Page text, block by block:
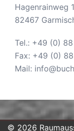
Hagenrainweg
82467
Tel.: +49 (0)
Fax: +49 (0)
Mail:
© 2026